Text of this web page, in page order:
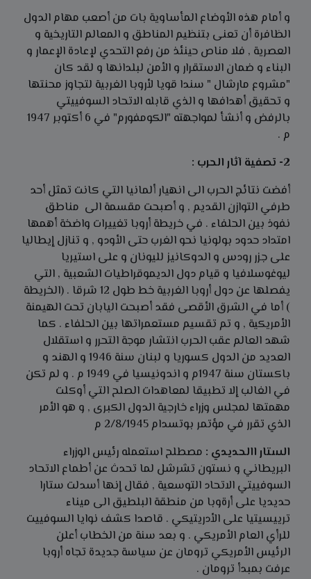
و أمام هذه الأوضاع المأساوية بات من أصعب مهام الدول
الظافرة أن تعنى بتنظيم المناطق و المعالم التاريخية و
العصرية , فلا مناص حينئذ من رفع التحدي لإعادة الإعمار و
البناء و ضمان الاستقرار و الأمن لبلدانها و لقد كان
"مشروع مارشال " سندا قويا لأروبا الغربية لتجاوز محنتها
و تحقيق أهدافها و الذي قابله الاتحاد السوفييتي
بالرفض و أنشأ لمواجهته "الكومفورم" في 6 أكتوبر 1947
م .
2- تصفية آثار الحرب :
أفضت نتائج الحرب الى انهيار ألمانيا التي كانت تمثل أحد
طرفي التوازن القديم , و أصبحت مقسمة الى مناطق
نفوذ بين الحلفاء . في خريطة أروبا تغييرات واضخة أهمها
امتداد حدود بولونيا نحو الغرب حتى الأودو , و تنازل إيطاليا
على جزر رودس و الدوكانيز لليونان و على استيريا
ليوغوسلافيا و قيام دول الديموقراطيات الشعبية , التي
يفصلها عن دول أروبا الغربية خط طول 12 شرقا . (الخريطة
) أما في الشرق الأقصى فقد أصبحت اليابان تحت الهيمنة
الأمريكية , و تم تقسيم مستعمراتها بين الحلفاء . كما
شهد العالم عقب الحرب انتشار موجة التحرر و استقلال
العديد من الدول كسوريا و لبنان سنة 1946 و الهند و
باكستان سنة 1947م و اندونيسيا في 1949 م . و لم تكن
في الغالب إلا تطبيقا لمعاهدات الصلح التي أوكلت
مهمتها لمجلس وزراء خارجية الدول الكبرى , و هو الأمر
الذي تقرر في مؤتمر بوتسدام 2/8/1945 م
الستار االحديدي : مصطلح استعمله رئيس الوزراء
البريطاني و نستون تشرشل لما تحدث عن أطماع الاتحاد
السوفييتي الاتحاد التوسعية , فقال إنها أسدلت ستارا
حديديا على أرةوبا من منطقة البلطيق الى ميناء
ترييسيتيا على الأدريتيكي . قاصدا كشف نوايا السوفييت
للرأي العام الأمريكي . و بعد سنة من الخطاب أعلن
الرئيس الأمريكي ترومان عن سياسة جديدة تجاه أروبا
عرفت بمبدأ ترومان .